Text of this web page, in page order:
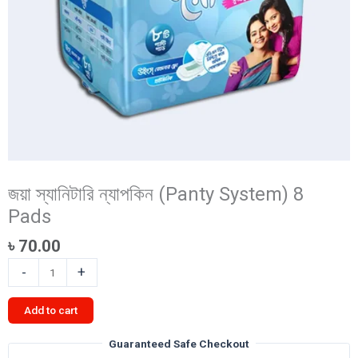
জয়া স্যানিটারি ন্যাপকিন (Panty System) 8
Pads
৳ 70.00
-
স্যানিটারি
ন্যাপকিন
(Panty
+
Add to cart
Guaranteed Safe Checkout